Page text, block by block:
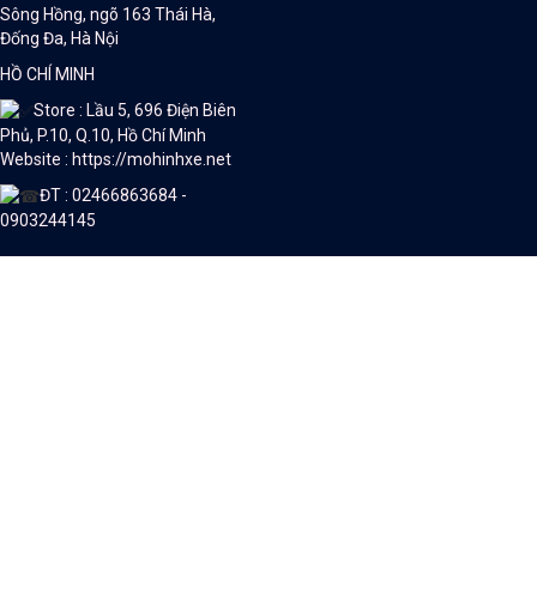
Sông Hồng, ngõ 163 Thái Hà,
Đống Đa, Hà Nội
HỒ CHÍ MINH
Store : Lầu 5, 696 Điện Biên
Phủ, P.10, Q.10, Hồ Chí Minh
Website : https://mohinhxe.net
ĐT : 02466863684 -
0903244145